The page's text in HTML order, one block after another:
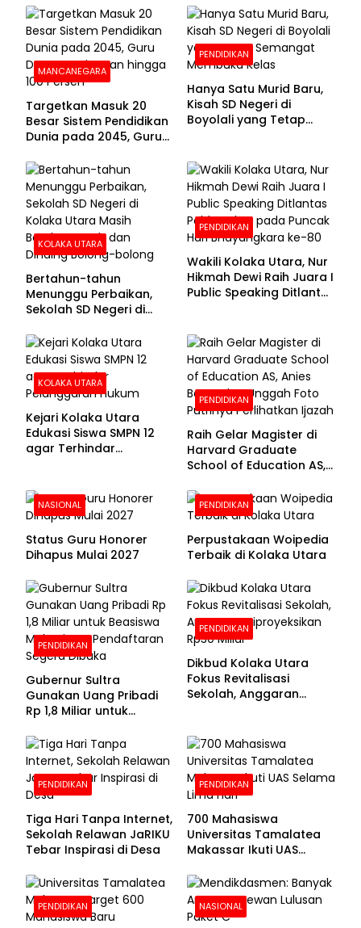
Sekolah
MANCANEGARA
Targetkan Masuk 20
Besar Sistem Pendidikan
Dunia pada 2045, Guru
100 Persen
PENDIDIKAN
Hanya Satu Murid Baru,
Kisah SD Negeri di
Boyolali yang Tetap
KOLAKA UTARA
Bertahun-tahun
Menunggu Perbaikan,
Sekolah SD Negeri di
Beralas Tanah dan
Dinding Bolong-bolong
PENDIDIKAN
Wakili Kolaka Utara, Nur
Hikmah Dewi Raih Juara I
Public Speaking Ditlantas
Bhayangkara ke-80
KOLAKA UTARA
Kejari Kolaka Utara
Edukasi Siswa SMPN 12
agar Terhindar
PENDIDIKAN
Raih Gelar Magister di
Harvard Graduate
School of Education AS,
Foto Putrinya Perlihatkan
Ijazah
NASIONAL
Status Guru Honorer
Dihapus Mulai 2027
PENDIDIKAN
Perpustakaan Woipedia
Terbaik di Kolaka Utara
PENDIDIKAN
Gubernur Sultra
Gunakan Uang Pribadi
Rp 1,8 Miliar untuk
Pendaftaran Segera
Dibuka
PENDIDIKAN
Dikbud Kolaka Utara
Fokus Revitalisasi
Sekolah, Anggaran
PENDIDIKAN
Tiga Hari Tanpa Internet,
Sekolah Relawan JaRIKU
Tebar Inspirasi di Desa
PENDIDIKAN
700 Mahasiswa
Universitas Tamalatea
Makassar Ikuti UAS
PENDIDIKAN NASIONAL